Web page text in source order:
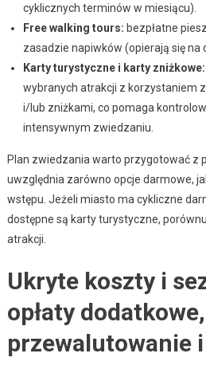
cyklicznych terminów w miesiącu).
Free walking tours: bezpłatne
zasadzie napiwków (opierają się na
Karty turystyczne i karty zniżkowe:
wybranych atrakcji z korzystaniem
i/lub zniżkami, co pomaga
intensywnym zwiedzaniu.
Plan zwiedzania warto przygotować z
uwzględnia zarówno opcje darmowe,
wstępu. Jeżeli miasto ma cykliczne
dostępne są karty turystyczne,
atrakcji.
Ukryte koszty i
opłaty dodatkowe,
przewalutowanie